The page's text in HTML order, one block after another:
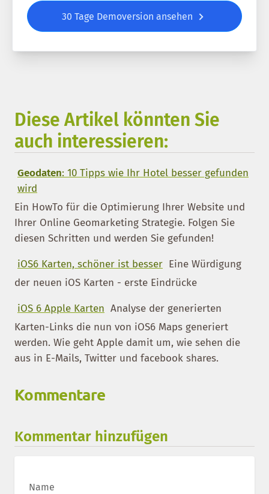
30 Tage Demoversion ansehen
Diese Artikel könnten Sie
auch interessieren:
Geodaten: 10 Tipps wie Ihr Hotel besser gefunden
wird
Ein HowTo für die Optimierung Ihrer Website und
Ihrer Online Geomarketing Strategie. Folgen Sie
diesen Schritten und werden Sie gefunden!
iOS6 Karten, schöner ist besser Eine Würdigung
der neuen iOS Karten - erste Eindrücke
iOS 6 Apple Karten Analyse der generierten
Karten-Links die nun von iOS6 Maps generiert
werden. Wie geht Apple damit um, wie sehen die
aus in E-Mails, Twitter und facebook shares.
Kommentare
Kommentar hinzufügen
Name